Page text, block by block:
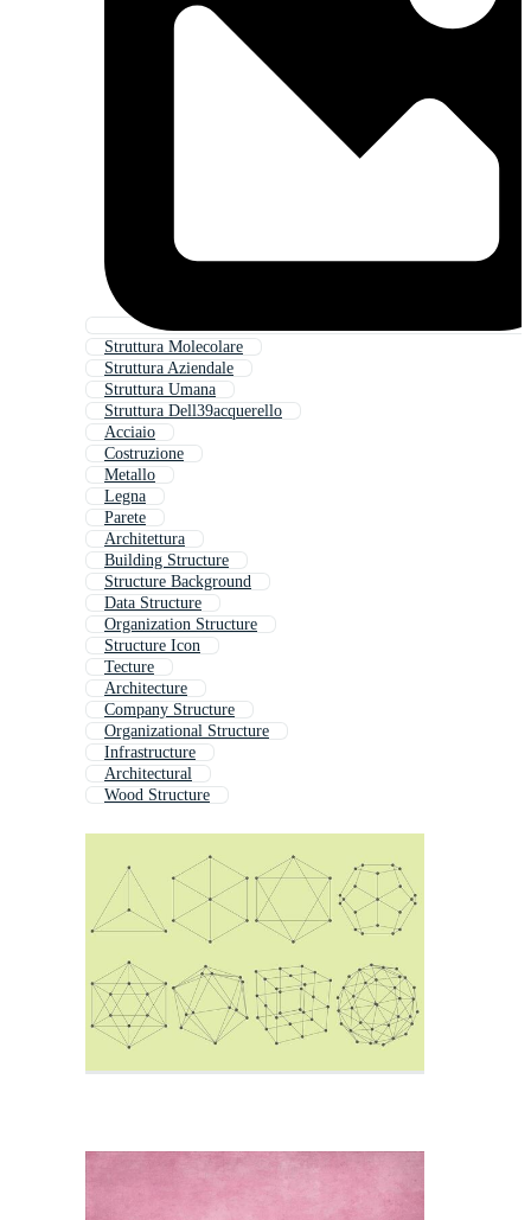
Struttura Molecolare
Struttura Aziendale
Struttura Umana
Struttura Dell39acquerello
Acciaio
Costruzione
Metallo
Legna
Parete
Architettura
Building Structure
Structure Background
Data Structure
Organization Structure
Structure Icon
Tecture
Architecture
Company Structure
Organizational Structure
Infrastructure
Architectural
Wood Structure